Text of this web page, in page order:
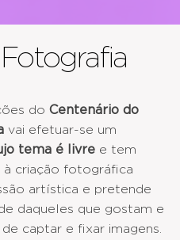
do Centenário do
vai efetuar-se um
tema é livre e tem
criação fotográfica
artística e pretende
daqueles que gostam e
captar e fixar imagens.